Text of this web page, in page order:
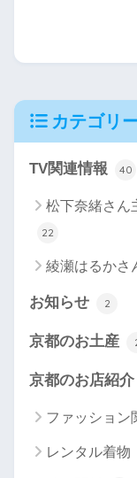
カテゴリ
TV関連情報 40
松下奈緒さん
22
綾瀬はるかさ
お知らせ 2
京都のお土産
京都のお店紹介
ファッション
レンタル着物